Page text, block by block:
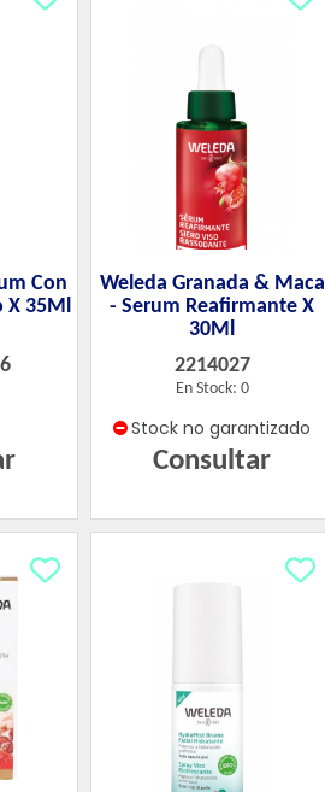
Con
X 35Ml
Weleda Granada & Maca
- Serum Reafirmante X
30Ml
2214027
En Stock: 0
Stock no garantizado
Consultar